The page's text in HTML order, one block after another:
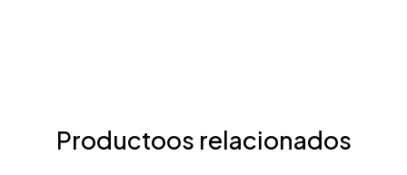
Productoos relacionados